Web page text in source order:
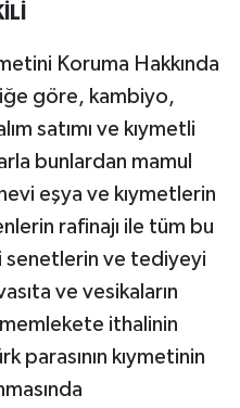
Koruma Hakkında
göre, kambiyo,
satımı ve kıymetli
bunlardan mamul
eşya ve kıymetlerin
rafinajı ile tüm bu
senetlerin ve tediyeyi
ve vesikaların
ithalinin
parasının kıymetinin